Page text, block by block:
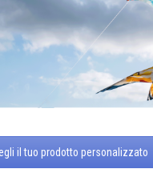
il tuo prodotto personalizzato